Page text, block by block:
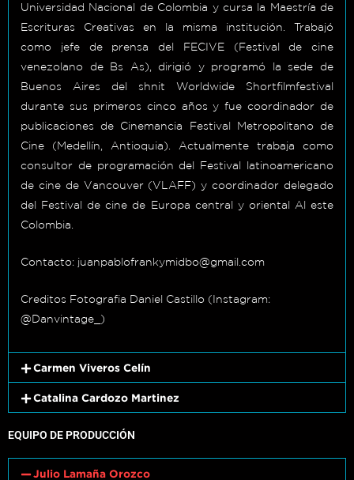
Universidad Nacional de Colombia y cursa la Maestría de
Escrituras Creativas en la misma institución. Trabajó
como jefe de prensa del FECIVE (Festival de cine
venezolano de Bs As), dirigió y programó la sede de
Buenos Aires del shnit Worldwide Shortfilmfestival
durante sus primeros cinco años y fue coordinador de
publicaciones de Cinemancia Festival Metropolitano de
Cine (Medellín, Antioquia). Actualmente trabaja como
consultor de programación del Festival latinoamericano
de cine de Vancouver (VLAFF) y coordinador delegado
del Festival de cine de Europa central y oriental Al este
Colombia.
Contacto: juanpablofrankymidbo@gmail.com
Creditos Fotografia Daniel Castillo (Instagram:
@Danvintage_)
Carmen Viveros Celín
Catalina Cardozo Martinez
EQUIPO DE PRODUCCIÓN
Julio Lamaña Orozco